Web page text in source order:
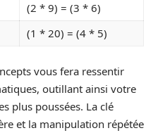
(2 * 9) = (3 * 6)
(1 * 20) = (4 * 5)
vous fera ressentir
outillant ainsi votre
plus poussées. La clé
et la manipulation répétée